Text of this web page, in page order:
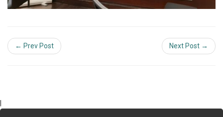
← Prev Post Next Post →
|